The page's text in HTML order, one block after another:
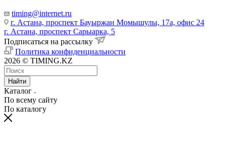
timing@internet.ru
г. Астана, проспект Бауыржан Момышулы, 17а, офис 24
г. Астана, проспект Сарыарка, 5
Подписаться на рассылку
Политика конфиденциальности
2026 © TIMING.KZ
Найти
Каталог
По всему сайту
По каталогу